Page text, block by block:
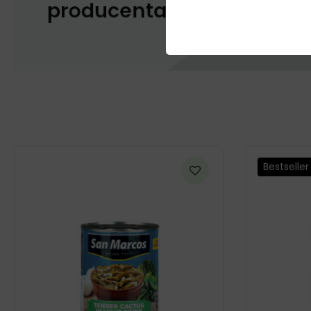
Bestseller